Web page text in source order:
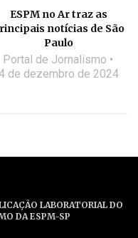
ESPM no Ar traz as
notícias de São
Paulo
Portal de Jornalismo
4 de dezembro de 2024
LABORATORIAL DO
DA ESPM-SP